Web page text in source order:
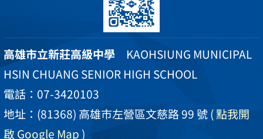
高雄市立新莊高級中學 KAOHSIUNG MUNICIPAL
HSIN CHUANG SENIOR HIGH SCHOOL
電話：07-3420103
地址：(81368) 高雄市左營區文慈路 99 號( 點我開
啟 Google Map )